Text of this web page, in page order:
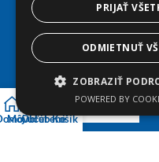
Môj účet
ObľúbenéKošík
PRIJAŤ
ODMIETNUŤ
ZOBRAZIŤ
POWERED BY